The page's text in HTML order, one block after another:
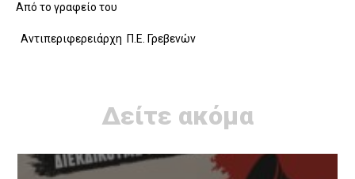
Από το γραφείο του
Αντιπεριφερειάρχη Π.Ε. Γρεβενών
Δείτε ακόμα